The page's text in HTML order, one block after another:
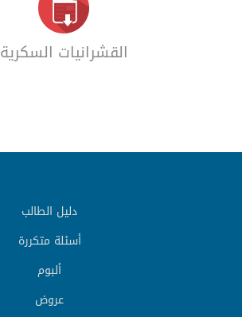
القشرانيات السكرية
دليل الطالب
أسئلة متكررة
ألبوم
عروض